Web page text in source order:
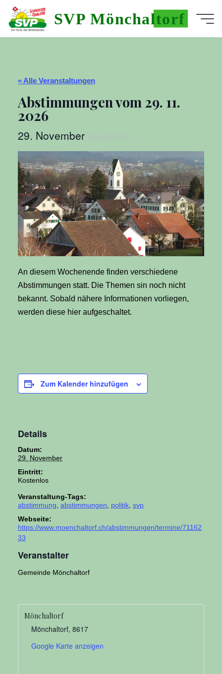
Skip
content
SVP Mönchaltorf
HomeSeite
« Alle Veranstaltungen
Abstimmungen vom 29. 11.
2026
29. November
An diesem Wochenende finden verschiedene
Abstimmungen statt. Die Themen sin noch nicht
bekannt. Sobald nähere Informationen vorliegen,
werden diese hier aufgeschaltet.
Zum Kalender hinzufügen
Details
Datum:
29. November
Eintritt:
Kostenlos
Veranstaltung-Tags:
abstimmung,abstimmungen, politik,svp
Webseite:
https://www.moenchaltorf.ch/abstimmungen/termine/71162
33
Veranstalter
Gemeinde Mönchaltorf
Mönchaltorf
Mönchaltorf, 8617
Google Karte anzeigen